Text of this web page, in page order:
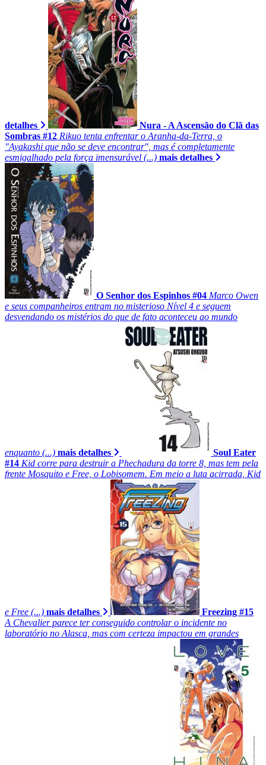
detalhes
Nura - A Ascensão do Clã das
Sombras #12 Rikuo tenta enfrentar o Aranha-da-Terra, o
"Ayakashi que não se deve encontrar", mas é completamente
esmigalhado pela força imensurável (...) mais detalhes
O Senhor dos Espinhos #04 Marco Owen
e seus companheiros entram no misterioso Nível 4 e seguem
desvendando os mistérios do que de fato aconteceu ao mundo
enquanto (...) mais detalhes
Soul Eater
#14 Kid corre para destruir a Phechadura da torre 8, mas tem pela
frente Mosquito e Free, o Lobisomem. Em meio a luta acirrada, Kid
e Free (...) mais detalhes
Freezing #15
A Chevalier parece ter conseguido controlar o incidente no
laboratório no Alasca, mas com certeza impactou em grandes